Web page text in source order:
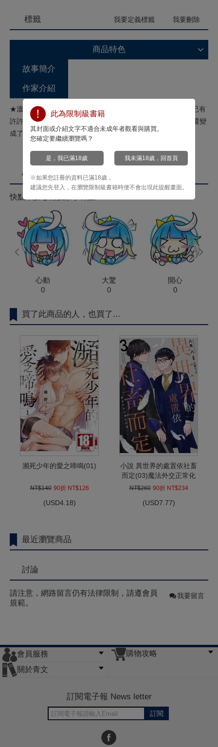
標籤 我要定義標籤 我要刪除
商品特色
故事簡介
作家介紹
★溫柔面癱攻 x美人廚師受。★來到異世界卻發現這個世界早已有
許許多多的穿越者!?為了活下去，留依在異世界開起了餐廳，還變
成了伯爵兒子的專用廚師！
心情投票
快點來按心情投票拿菁點！
心動
0
大驚
0
開心
0
prev next
買了此商品的人，也買了...
瀕死少年的愛之啼鳴(01)
NT$140 90折 NT$126
(USD4.18)
小說 異世界的處置依社畜
而定(03)魔法外交正常化
計畫 限定版 END
NT$260 90折 NT$234
(USD7.77)
最近瀏覽商品
討論
請注意，網路留言仍有法律限制，請遵會員
規範。
我要留言
此為限制級書籍
其封面或介紹文字不適合未成年者觀看與購買。
您確定要繼續瀏覽嗎？
是，我已滿18歲 我未滿18歲，回首頁
※如果您註冊的資料已滿18歲，
建議您先登入，在瀏覽限制級書籍時便不會出現此提醒畫面。
會員服務
會員辦法
客服信箱
隱私條款
網站導覽
購物攻略
關於青文
訂閱電子報 News letter
訂閱